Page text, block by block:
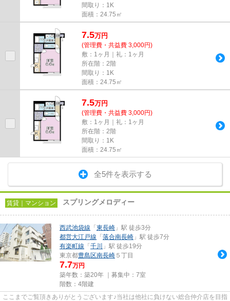
間取り：1K
面積：24.75㎡
7.5万円
(管理費・共益費 3,000円)
敷：1ヶ月｜礼：1ヶ月
所在階：2階
間取り：1K
面積：24.75㎡
7.5万円
(管理費・共益費 3,000円)
敷：1ヶ月｜礼：1ヶ月
所在階：2階
間取り：1K
面積：24.75㎡
全5件を表示する
賃貸｜マンション スプリングメロディー
西武池袋線 「 東長崎 」駅 徒歩3分
都営大江戸線 「 落合南長崎 」駅 徒歩7分
有楽町線 「 千川
」駅 徒歩19分
東京都豊島区南長崎 ５丁目
7.7万円
築年数：築20年 ｜募集中： 7室
階数：4階建
ここまでご覧頂きありがとうございます♪当社は他社に負けない総合仲介店を目指